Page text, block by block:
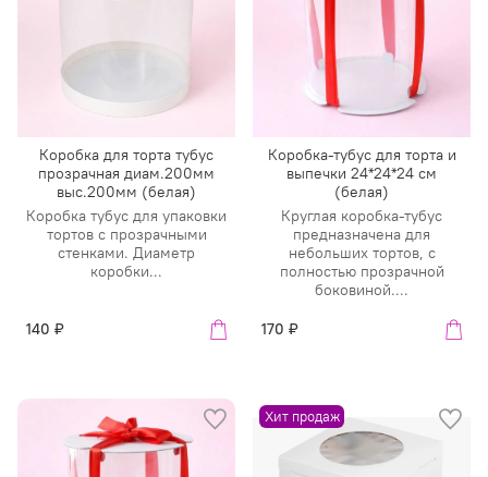
Коробка для торта тубус
прозрачная диам.200мм
выс.200мм (белая)
Коробка тубус для упаковки
тортов с прозрачными
стенками. Диаметр
коробки...
140 ₽
Коробка-тубус для торта и
выпечки 24*24*24 см
(белая)
Круглая коробка-тубус
предназначена для
небольших тортов, с
полностью прозрачной
боковиной....
170 ₽
Хит продаж